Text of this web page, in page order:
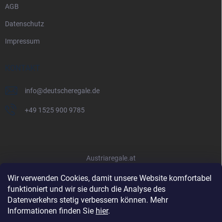
Wir verwenden Cookies, damit unsere Website komfortabel
funktioniert und wir sie durch die Analyse des
Datenverkehrs stetig verbessern können. Mehr
Informationen finden Sie hier.
AGB
Datenschutz
Impressum
KONTAKT
info@deutscheregale.de
+49 1525 900 9785
Austriaregale.at